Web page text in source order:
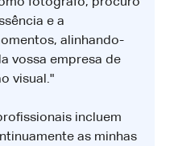
e a
alinhando-
vossa empresa de
visual."
incluem
as minhas